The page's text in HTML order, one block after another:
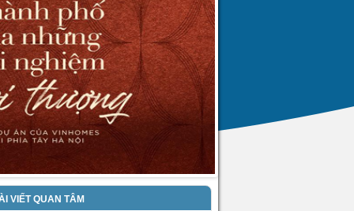
VIẾT QUAN TÂM